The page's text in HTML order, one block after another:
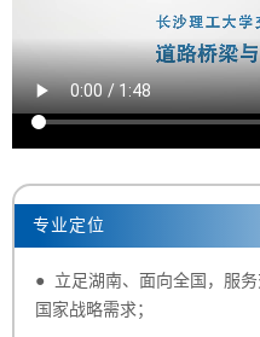
专业定位
● 立足湖南、面向全国，服
国家战略需求；